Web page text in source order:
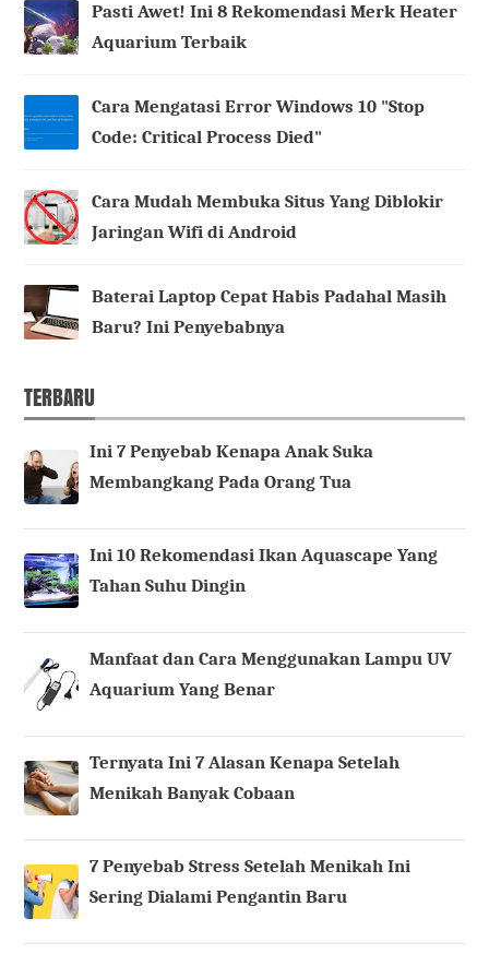
Pasti Awet! Ini 8 Rekomendasi Merk Heater
Aquarium Terbaik
Cara Mengatasi Error Windows 10 "Stop
Code: Critical Process Died"
Cara Mudah Membuka Situs Yang Diblokir
Jaringan Wifi di Android
Baterai Laptop Cepat Habis Padahal Masih
Baru? Ini Penyebabnya
TERBARU
Ini 7 Penyebab Kenapa Anak Suka
Membangkang Pada Orang Tua
Ini 10 Rekomendasi Ikan Aquascape Yang
Tahan Suhu Dingin
Manfaat dan Cara Menggunakan Lampu UV
Aquarium Yang Benar
Ternyata Ini 7 Alasan Kenapa Setelah
Menikah Banyak Cobaan
7 Penyebab Stress Setelah Menikah Ini
Sering Dialami Pengantin Baru